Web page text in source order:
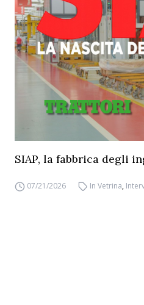
SIAP, la fabbrica degli
07/21/2026 In Vetrina,